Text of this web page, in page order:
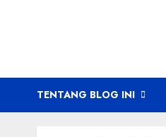
TENTANG BLOG INI